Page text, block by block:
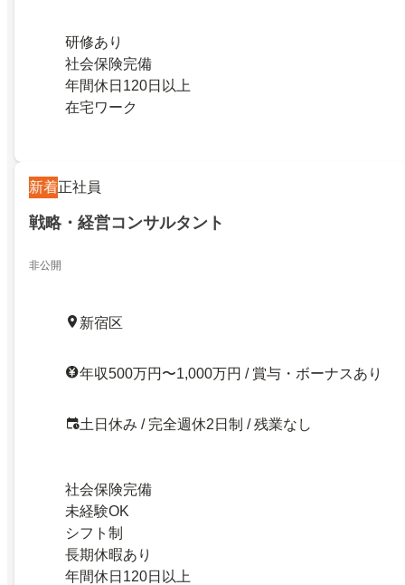
研修あり
社会保険完備
年間休日120日以上
在宅ワーク
新着正社員
戦略・経営コンサルタント
非公開
新宿区
年収500万円〜1,000万円 / 賞与・ボーナスあり
土日休み / 完全週休2日制 / 残業なし
社会保険完備
未経験OK
シフト制
長期休暇あり
年間休日120日以上